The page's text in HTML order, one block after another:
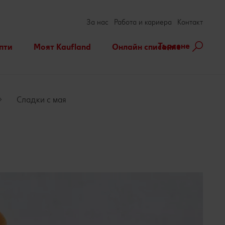
Моят Kaufland Онлайн списание
За нас Работа и кариера Контакт
Търсене
Сладки с мая